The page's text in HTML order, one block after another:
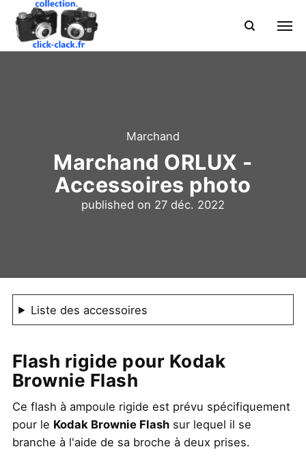
Marchand
Marchand ORLUX -
Accessoires photo
published on 27 déc. 2022
Liste des accessoires
Flash rigide pour Kodak
Brownie Flash
Ce flash à ampoule rigide est prévu spécifiquement
pour le Kodak Brownie Flashsur lequel il se
branche à l'aide de sa broche à deux prises.